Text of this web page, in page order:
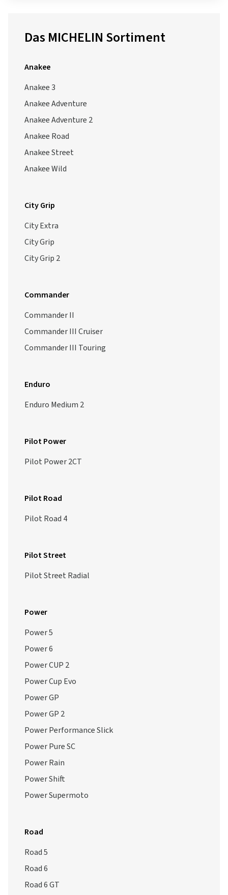
Das MICHELIN Sortiment
Anakee
Anakee 3
Anakee Adventure
Anakee Adventure 2
Anakee Road
Anakee Street
Anakee Wild
City Grip
City Extra
City Grip
City Grip 2
Commander
Commander II
Commander III Cruiser
Commander III Touring
Enduro
Enduro Medium 2
Pilot Power
Pilot Power 2CT
Pilot Road
Pilot Road 4
Pilot Street
Pilot Street Radial
Power
Power 5
Power 6
Power CUP 2
Power Cup Evo
Power GP
Power GP 2
Power Performance Slick
Power Pure SC
Power Rain
Power Shift
Power Supermoto
Road
Road 5
Road 6
Road 6 GT